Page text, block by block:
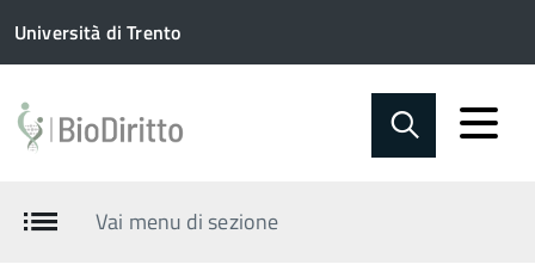
Università di Trento
Vai menu di sezione